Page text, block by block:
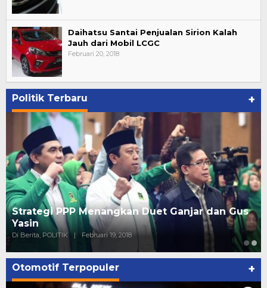
Daihatsu Santai Penjualan Sirion Kalah
Jauh dari Mobil LCGC
Februari 20, 2018
Politik Terbaru +
Strategi PPP Menangkan Duet Ganjar dan Gus
Yasin
Di Berita, POLITIK | Februari 19, 2018
Otomotif Terpopuler +